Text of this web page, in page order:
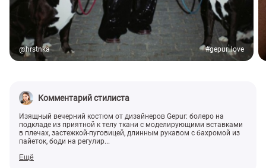
@hrstnka #gepur_love
Комментарий стилиста
Изящный вечерний костюм от дизайнеров Gepur: болеро на
подкладе из приятной к телу ткани с моделирующими вставками
в плечах, застежкой-пуговицей, длинным рукавом с бахромой из
пайеток, боди на регулир...
Ещё